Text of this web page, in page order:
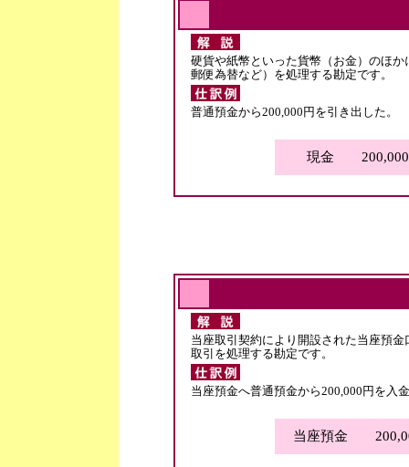
硬貨や紙幣といった貨幣（お金）のほ
郵便為替など）を処理する勘定です。
普通預金から200,000円を引き出した。
現金
当座取引契約により開設された当座預
取引を処理する勘定です。
当座預金へ普通預金から200,000円を入
当座預金